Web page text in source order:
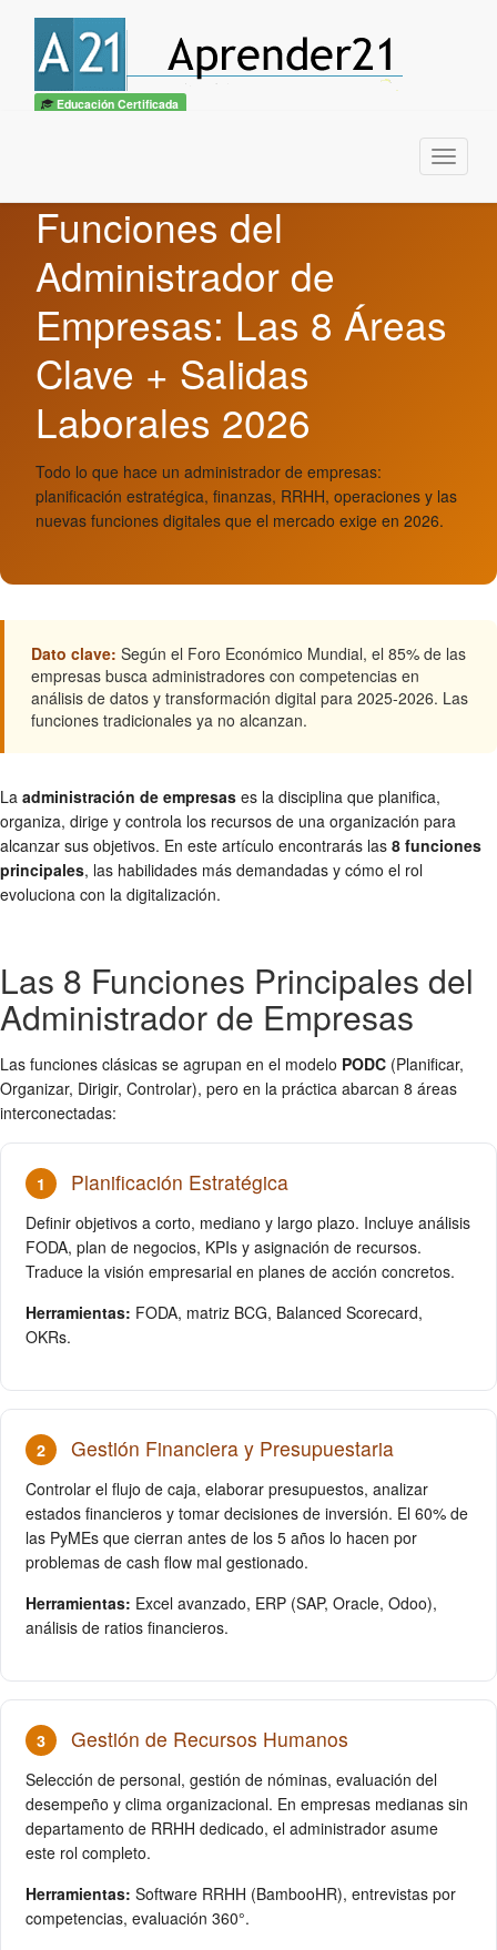
Educación Certificada
Menu
Funciones del
Administrador de
Empresas: Las 8 Áreas
Clave + Salidas
Laborales 2026
Todo lo que hace un administrador de empresas:
planificación estratégica, finanzas, RRHH, operaciones y las
nuevas funciones digitales que el mercado exige en 2026.
Dato clave: Según el Foro Económico Mundial, el 85% de las
empresas busca administradores con competencias en
análisis de datos y transformación digital para 2025-2026. Las
funciones tradicionales ya no alcanzan.
La administración de empresas es la disciplina que planifica,
organiza, dirige y controla los recursos de una organización para
alcanzar sus objetivos. En este artículo encontrarás las 8 funciones
principales, las habilidades más demandadas y cómo el rol
evoluciona con la digitalización.
Las 8 Funciones Principales del
Administrador de Empresas
Las funciones clásicas se agrupan en el modelo PODC (Planificar,
Organizar, Dirigir, Controlar), pero en la práctica abarcan 8 áreas
interconectadas:
1 Planificación Estratégica
Definir objetivos a corto, mediano y largo plazo. Incluye análisis
FODA, plan de negocios, KPIs y asignación de recursos.
Traduce la visión empresarial en planes de acción concretos.
Herramientas: FODA, matriz BCG, Balanced Scorecard,
OKRs.
2 Gestión Financiera y Presupuestaria
Controlar el flujo de caja, elaborar presupuestos, analizar
estados financieros y tomar decisiones de inversión. El 60% de
las PyMEs que cierran antes de los 5 años lo hacen por
problemas de cash flow mal gestionado.
Herramientas: Excel avanzado, ERP (SAP, Oracle, Odoo),
análisis de ratios financieros.
3 Gestión de Recursos Humanos
Selección de personal, gestión de nóminas, evaluación del
desempeño y clima organizacional. En empresas medianas sin
departamento de RRHH dedicado, el administrador asume
este rol completo.
Herramientas: Software RRHH (BambooHR), entrevistas por
competencias, evaluación 360°.